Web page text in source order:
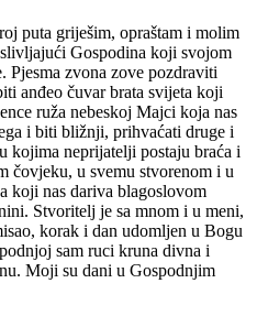
puta griješim, opraštam i molim
Gospodina koji svojom
zvona zove pozdraviti
anđeo čuvar brata svijeta koji
ruža nebeskoj Majci koja nas
i biti bližnji, prihvaćati druge i
kojima neprijatelji postaju braća i
čovjeku, u svemu stvorenom i u
koji nas dariva blagoslovom
Stvoritelj je sa mnom i u meni,
korak i dan udomljen u Bogu
sam ruci kruna divna i
Moji su dani u Gospodnjim